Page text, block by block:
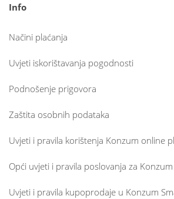
Info
Načini plaćanja
Uvjeti iskorištavanja pogodnosti
Podnošenje prigovora
Zaštita osobnih podataka
Uvjeti i pravila korištenja Konzum online
Opći uvjeti i pravila poslovanja za
Uvjeti i pravila kupoprodaje u Konzum